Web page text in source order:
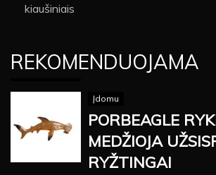
kiaušiniais
REKOMENDUOJAMA
Įdomu
PORBEAGLE
MEDŽIOJA
RYŽTINGAI